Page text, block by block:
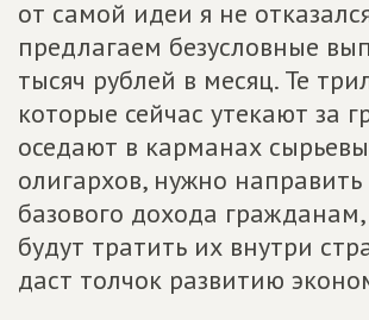
от самой идеи я не
предлагаем безусловные
тысяч рублей в месяц. Те
которые сейчас утекают за
оседают в карманах
олигархов, нужно
базового дохода
будут тратить их внутри
даст толчок развитию